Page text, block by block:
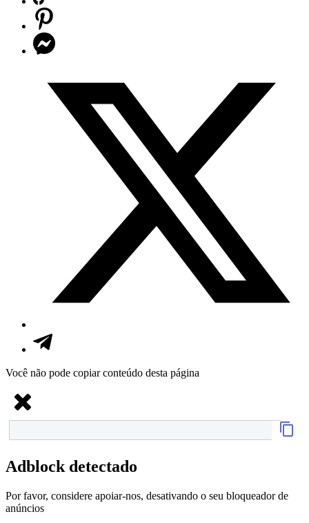
Você não pode copiar conteúdo desta página
Adblock detectado
Por favor, considere apoiar-nos, desativando o seu bloqueador de
anúncios